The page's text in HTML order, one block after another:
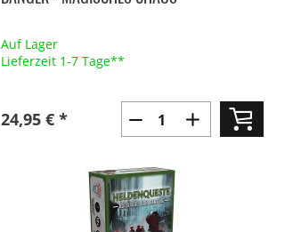
Auf Lager
Lieferzeit 1-7 Tage**
24,95 € *